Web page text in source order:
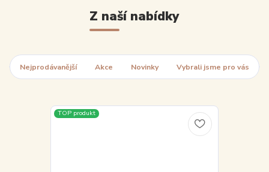
Z naší nabídky
Nejprodávanější Akce Novinky Vybrali jsme pro vás
TOP produkt